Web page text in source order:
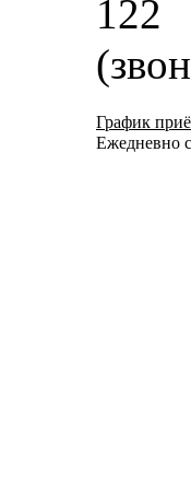
122
График
Ежедневно